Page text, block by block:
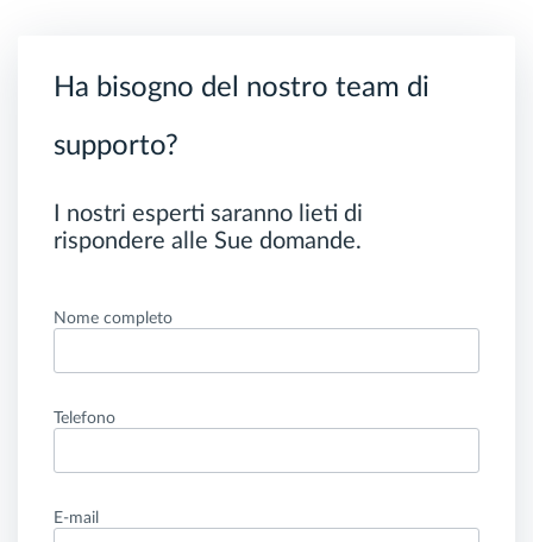
Ha bisogno del nostro team di
supporto?
I nostri esperti saranno lieti di
rispondere alle Sue domande.
Nome completo
Telefono
E-mail